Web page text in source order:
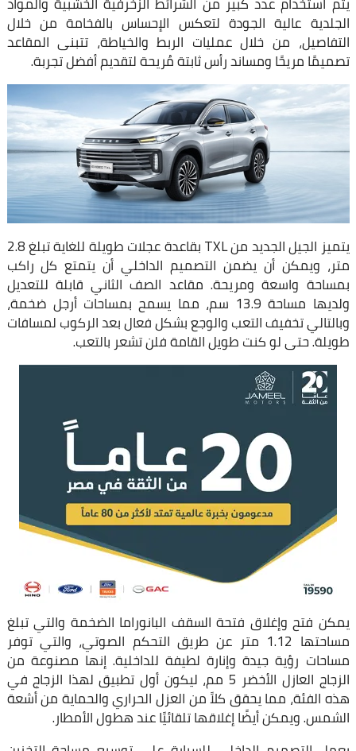
الجلدية عالية الجودة لتعكس الإحساس بالفخامة من خلال
التفاصيل، من خلال عمليات الربط والخياطة، تتبنى المقاعد
تصميمًا مريحًا ومساند رأس ثابتة مُريحة لتقديم أفضل تجربة.
يتميز الجيل الجديد من TXL بقاعدة عجلات طويلة للغاية تبلغ 2.8
متر، ويمكن أن يضمن التصميم الداخلي أن يتمتع كل راكب
بمساحة واسعة ومريحة. مقاعد الصف الثاني قابلة للتعديل
ولديها مساحة 13.9 سم، مما يسمح بمساحات أرجل ضخمة،
وبالتالي تخفيف التعب والوجع بشكل فعال بعد الركوب لمسافات
طويلة. حتى لو كنت طويل القامة فلن تشعر بالتعب.
يمكن فتح وإغلاق فتحة السقف البانوراما الضخمة والتي تبلغ
مساحتها 1.12 متر عن طريق التحكم الصوتي، والتي توفر
مساحات رؤية جيدة وإنارة لطيفة للداخلية. إنها مصنوعة من
الزجاج العازل الأخضر 5 مم، ليكون أول تطبيق لهذا الزجاج في
هذه الفئة، مما يحقق كلاً من العزل الحراري والحماية من أشعة
الشمس. ويمكن أيضًا إغلاقها تلقائيًا عند هطول الأمطار.